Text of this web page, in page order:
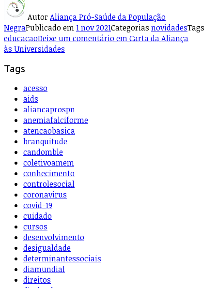
AutorAliança Pró-Saúde da População
NegraPublicado em1 nov 2021Categorias novidadesTags
educacaoDeixe um comentárioem Carta da Aliança
às Universidades
Tags
acesso
aids
aliancaprospn
anemiafalciforme
atencaobasica
branquitude
candomble
coletivoamem
conhecimento
controlesocial
coronavirus
covid-19
cuidado
cursos
desenvolvimento
desigualdade
determinantessociais
diamundial
direitos